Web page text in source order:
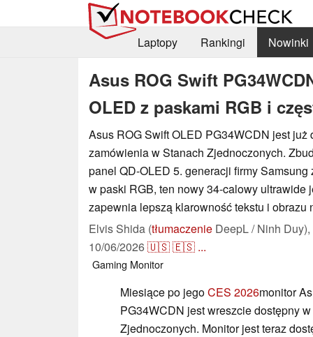
Laptopy Rankingi Nowinki
Asus ROG Swift
OLED z paskami RGB i
Asus ROG Swift OLED PG34WCDN jest już
zamówienia w Stanach Zjednoczonych.
panel QD-OLED 5. generacji firmy Samsung
w paski RGB, ten nowy 34-calowy ultrawide
zapewnia lepszą klarowność tekstu i obrazu
Elvis Shida (tłumaczenie DeepL / Ninh Duy),
10/06/2026🇺🇸🇪🇸 ...
Gaming Monitor
Miesiące po jegoCES 2026monitor
PG34WCDN jest wreszcie dostępny
Zjednoczonych. Monitor jest teraz